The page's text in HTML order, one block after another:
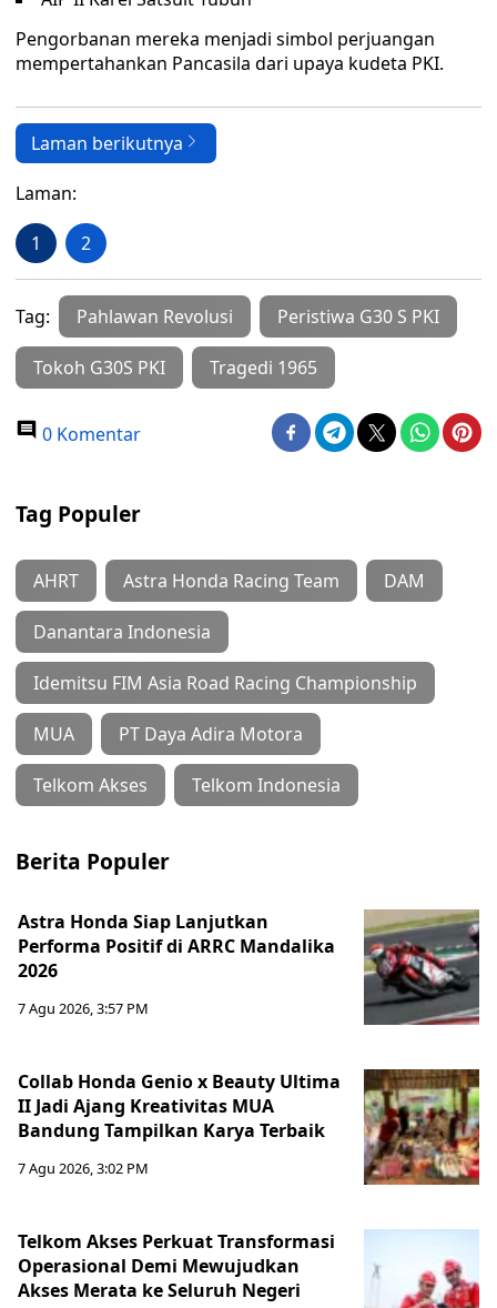
Pengorbanan mereka menjadi simbol perjuangan
mempertahankan Pancasila dari upaya kudeta PKI.
Laman berikutnya
Laman:
1 2
Tag: Pahlawan Revolusi Peristiwa G30 S PKI
Tokoh G30S PKI Tragedi 1965
0 Komentar
Tag Populer
AHRT Astra Honda Racing Team DAM
Danantara Indonesia
Idemitsu FIM Asia Road Racing Championship
MUA PT Daya Adira Motora
Telkom Akses Telkom Indonesia
Berita Populer
Astra Honda Siap Lanjutkan
Performa Positif di ARRC Mandalika
2026
7 Agu 2026, 3:57 PM
Collab Honda Genio x Beauty Ultima
II Jadi Ajang Kreativitas MUA
Bandung Tampilkan Karya Terbaik
7 Agu 2026, 3:02 PM
Telkom Akses Perkuat Transformasi
Operasional Demi Mewujudkan
Akses Merata ke Seluruh Negeri